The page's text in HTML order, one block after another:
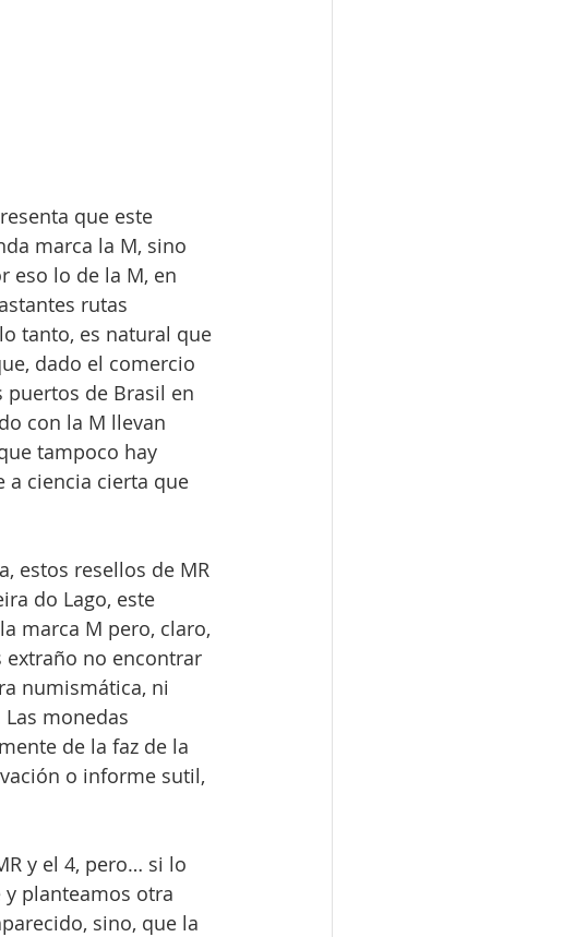
que este
marca la M, sino
eso lo de la M, en
rutas
tanto, es natural que
dado el comercio
puertos de Brasil en
con la M llevan
tampoco hay
a ciencia cierta que
estos resellos de MR
do Lago, este
marca M pero, claro,
extraño no encontrar
numismática, ni
monedas
de la faz de la
o informe sutil,
y el 4, pero… si lo
planteamos otra
sino, que la